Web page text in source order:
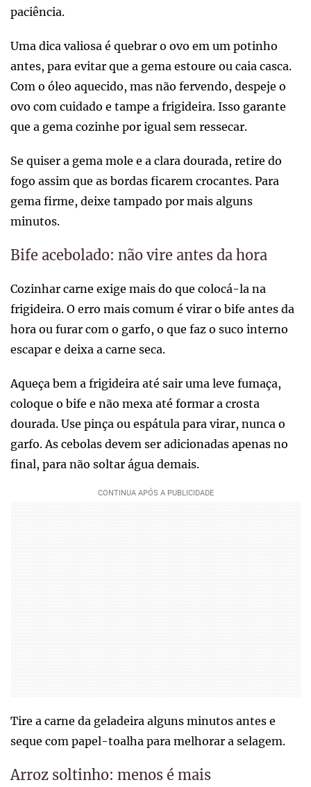
paciência.
Uma dica valiosa é quebrar o ovo em um potinho
antes, para evitar que a gema estoure ou caia casca.
Com o óleo aquecido, mas não fervendo, despeje o
ovo com cuidado e tampe a frigideira. Isso garante
que a gema cozinhe por igual sem ressecar.
Se quiser a gema mole e a clara dourada, retire do
fogo assim que as bordas ficarem crocantes. Para
gema firme, deixe tampado por mais alguns
minutos.
Bife acebolado: não vire antes da hora
Cozinhar carne exige mais do que colocá-la na
frigideira. O erro mais comum é virar o bife antes da
hora ou furar com o garfo, o que faz o suco interno
escapar e deixa a carne seca.
Aqueça bem a frigideira até sair uma leve fumaça,
coloque o bife e não mexa até formar a crosta
dourada. Use pinça ou espátula para virar, nunca o
garfo. As cebolas devem ser adicionadas apenas no
final, para não soltar água demais.
Tire a carne da geladeira alguns minutos antes e
seque com papel-toalha para melhorar a selagem.
Arroz soltinho: menos é mais